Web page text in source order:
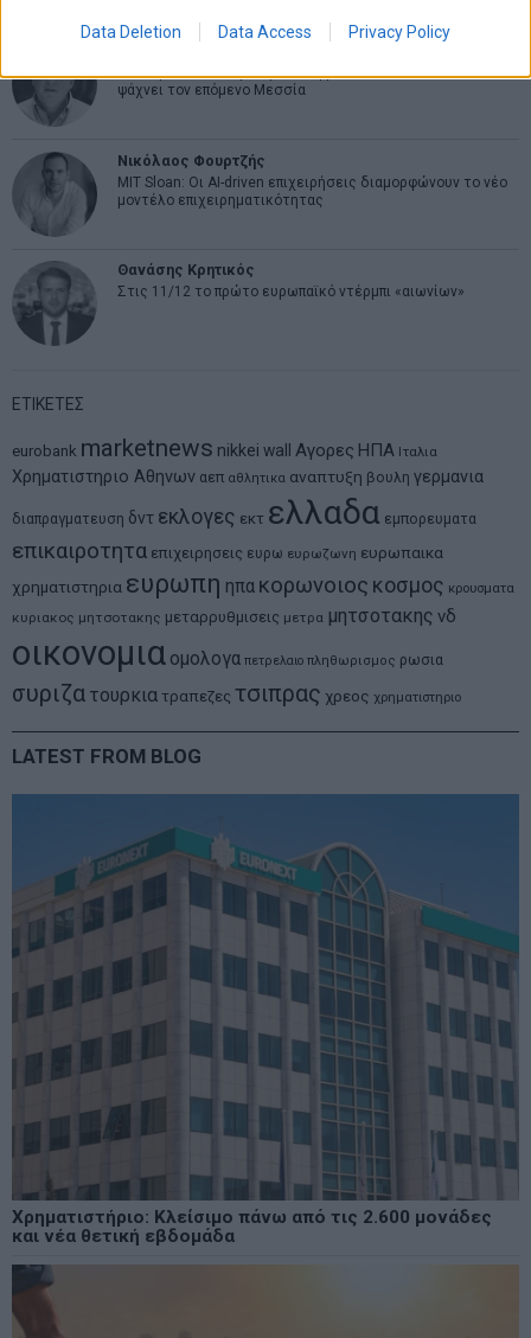
Data Deletion Data Access Privacy Policy
Από την αποθέωση στην καταγγελία: Η Ελλάδα πάντα
ψάχνει τον επόμενο Μεσσία
Νικόλαος Φουρτζής
MIT Sloan: Οι AI-driven επιχειρήσεις διαμορφώνουν το νέο
μοντέλο επιχειρηματικότητας
Θανάσης Κρητικός
Στις 11/12 το πρώτο ευρωπαϊκό ντέρμπι «αιωνίων»
ΕΤΙΚΕΤΕΣ
eurobank marketnews nikkei wall Αγορες ΗΠΑ Ιταλια
Χρηματιστηριο Αθηνων αεπ αθλητικα αναπτυξη βουλη γερμανια
διαπραγματευση δντ εκλογες εκτ ελλαδα εμπορευματα
επικαιροτητα επιχειρησεις ευρω ευρωζωνη ευρωπαικα
χρηματιστηρια ευρωπη ηπα κορωνοιος κοσμος κρουσματα
κυριακος μητσοτακης μεταρρυθμισεις μετρα μητσοτακης νδ
οικονομια ομολογα πετρελαιο πληθωρισμος ρωσια
συριζα τουρκια τραπεζες τσιπρας χρεος χρηματιστηριο
LATEST FROM BLOG
Χρηματιστήριο: Κλείσιμο πάνω από τις 2.600 μονάδες
και νέα θετική εβδομάδα